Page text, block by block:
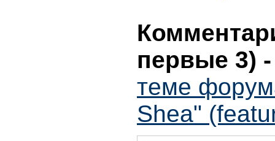
первые 3)
теме
Shea"